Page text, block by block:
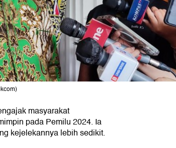
masyarakat
pada Pemilu 2024. Ia
kejelekannya lebih sedikit.